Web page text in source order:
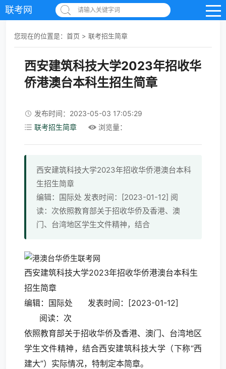
联考网 请输入关键字词
您现在的位置是： 首页 > 联考招生简章
西安建筑科技大学2023年招收华
侨港澳台本科生招生简章
发布时间：2023-05-03 17:05:29
联考招生简章
浏览量：
西安建筑科技大学2023年招收华侨港澳台本科
生招生简章
编辑：国际处 发表时间：[2023-01-12] 阅
读：次依照教育部关于招收华侨及香港、澳
门、台湾地区学生文件精神，结合
西安建筑科技大学2023年招收华侨港澳台本科生
招生简章
编辑：国际处 发表时间：[2023-01-12]
阅读：次
依照教育部关于招收华侨及香港、澳门、台湾地区
学生文件精神，结合西安建筑科技大学（下称“西
建大”）实际情况，特制定本简章。